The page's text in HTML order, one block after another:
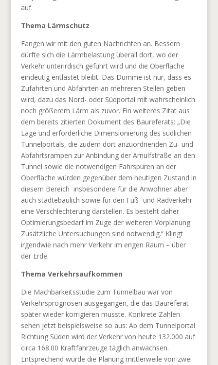
auf.
Thema Lärmschutz
Fangen wir mit den guten Nachrichten an. Bessern
dürfte sich die Lärmbelastung überall dort, wo der
Verkehr unterirdisch geführt wird und die Oberfläche
eindeutig entlastet bleibt. Das Dumme ist nur, dass es
Zufahrten und Abfahrten an mehreren Stellen geben
wird, dazu das Nord- oder Südportal mit wahrscheinlich
noch größerem Lärm als zuvor. Ein weiteres Zitat aus
dem bereits zitierten Dokument des Baureferats: „Die
Lage und erforderliche Dimensionierung des südlichen
Tunnelportals, die zudem dort anzuordnenden Zu- und
Abfahrtsrampen zur Anbindung der Arnulfstraße an den
Tunnel sowie die notwendigen Fahrspuren an der
Oberfläche würden gegenüber dem heutigen Zustand in
diesem Bereich insbesondere für die Anwohner aber
auch städtebaulich sowie für den Fuß- und Radverkehr
eine Verschlechterung darstellen. Es besteht daher
Optimierungsbedarf im Zuge der weiteren Vorplanung.
Zusätzliche Untersuchungen sind notwendig.“ Klingt
irgendwie nach mehr Verkehr im engen Raum – über
der Erde.
Thema Verkehrsaufkommen
Die Machbarkeitsstudie zum Tunnelbau war von
Verkehrsprognosen ausgegangen, die das Baureferat
später wieder korrigieren musste. Konkrete Zahlen
sehen jetzt beispielsweise so aus: Ab dem Tunnelportal
Richtung Süden wird der Verkehr von heute 132.000 auf
circa 168.00 Kraftfahrzeuge täglich anwachsen.
Entsprechend wurde die Planung mittlerweile von zwei